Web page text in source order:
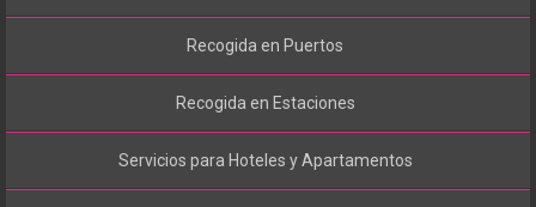
Recogida en Puertos
Recogida en Estaciones
Servicios para Hoteles y Apartamentos